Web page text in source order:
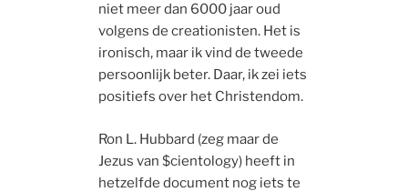
niet meer dan 6000 jaar oud
volgens de creationisten. Het is
ironisch, maar ik vind de tweede
persoonlijk beter. Daar, ik zei iets
positiefs over het Christendom.
Ron L. Hubbard (zeg maar de
Jezus van $cientology) heeft in
hetzelfde document nog iets te